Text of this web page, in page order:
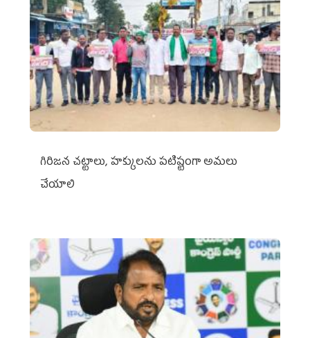
గిరిజన చట్టాలు, హక్కులను పటిష్టంగా అమలు
చేయాలి